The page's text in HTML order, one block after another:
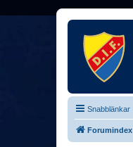
Snabblänkar
Forumindex